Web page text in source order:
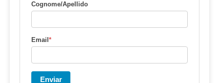
Cognome/Apellido
Email *
Enviar